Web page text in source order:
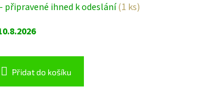
připravené ihned k odeslání(1 ks)
Přidat do košíku